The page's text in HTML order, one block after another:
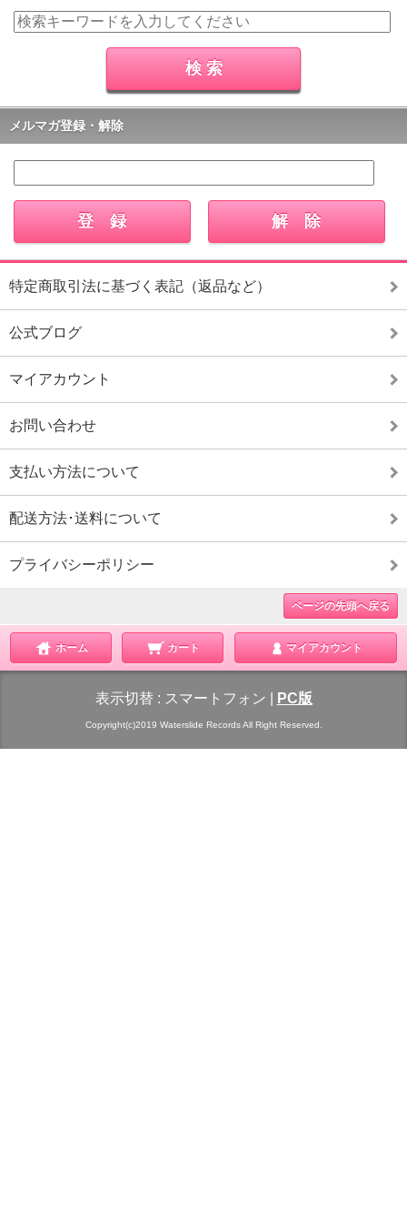
メルマガ登録・解除
特定商取引法に基づく表記（返品など）
公式ブログ
マイアカウント
お問い合わせ
支払い方法について
配送方法･送料について
プライバシーポリシー
ページの先頭へ戻る
ホーム カート マイアカウント
表示切替 : スマートフォン PC版
Copyright(c)2019 Waterslide Records All Right Reserved.